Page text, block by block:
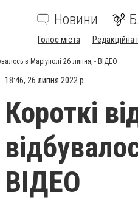
Новини
Голос міста Редакційна
в Маріуполі 26 липня, - ВІДЕО
18:46, 26 липня 2022 р.
Короткі
ВІДЕО